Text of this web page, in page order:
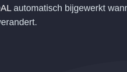
automatisch bijgewerkt